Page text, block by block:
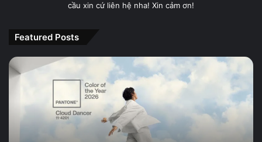
cầu xin cứ liên hệ nha! Xin cảm ơn!
Featured Posts
PANTONE
11-
Màu